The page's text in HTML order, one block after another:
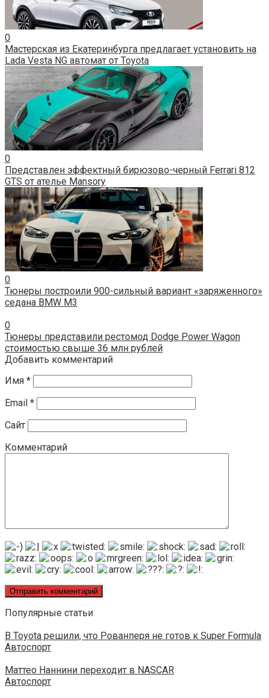
0
Мастерская из Екатеринбурга предлагает установить на
Lada Vesta NG автомат от Toyota
0
Представлен эффектный бирюзово-черный Ferrari 812
GTS от ателье Mansory
0
Тюнеры построили 900-сильный вариант «заряженного»
седана BMW M3
0
Тюнеры представили рестомод Dodge Power Wagon
стоимостью свыше 36 млн рублей
Добавить комментарий
Имя *
Email *
Сайт
Комментарий
Популярные статьи
В Toyota решили, что Рованперя не готов к Super Formula
Автоспорт
Маттео Наннини переходит в NASCAR
Автоспорт